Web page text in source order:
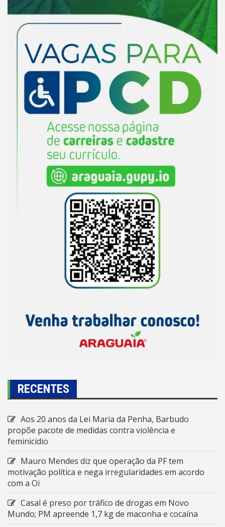
RECENTES
Aos 20 anos da Lei Maria da Penha, Barbudo
propõe pacote de medidas contra violência e
feminicídio
Mauro Mendes diz que operação da PF tem
motivação política e nega irregularidades em acordo
com a Oi
Casal é preso por tráfico de drogas em Novo
Mundo; PM apreende 1,7 kg de maconha e cocaína